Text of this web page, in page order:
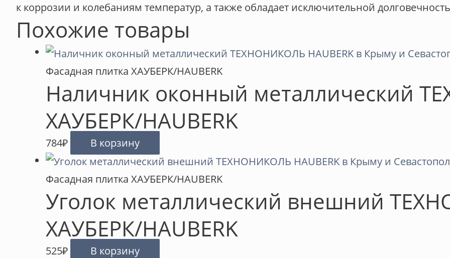
к коррозии и колебаниям температур, а также обладает исключительной
Похожие товары
Фасадная плитка ХАУБЕРК/HAUBERK
Наличник оконный металлический
ХАУБЕРК/HAUBERK
784₽ В корзину
Фасадная плитка ХАУБЕРК/HAUBERK
Уголок металлический внешний
ХАУБЕРК/HAUBERK
525₽ В корзину